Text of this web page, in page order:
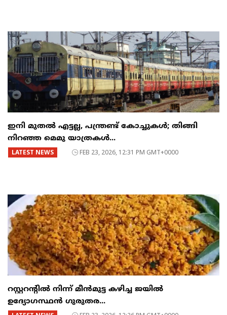
ഇനി മുതൽ എട്ടല്ല, പന്ത്രണ്ട് കോച്ചുകള്‍; തിങ്ങി
നിറഞ്ഞ മെമു യാത്രകൾ...
LATEST NEWS FEB 23, 2026, 12:31 PM GMT+0000
റസ്റ്ററന്റില്‍ നിന്ന് മീന്‍മുട്ട കഴിച്ച ജയില്‍
ഉദ്യോഗസ്ഥന്‍ ഗുരുതര...